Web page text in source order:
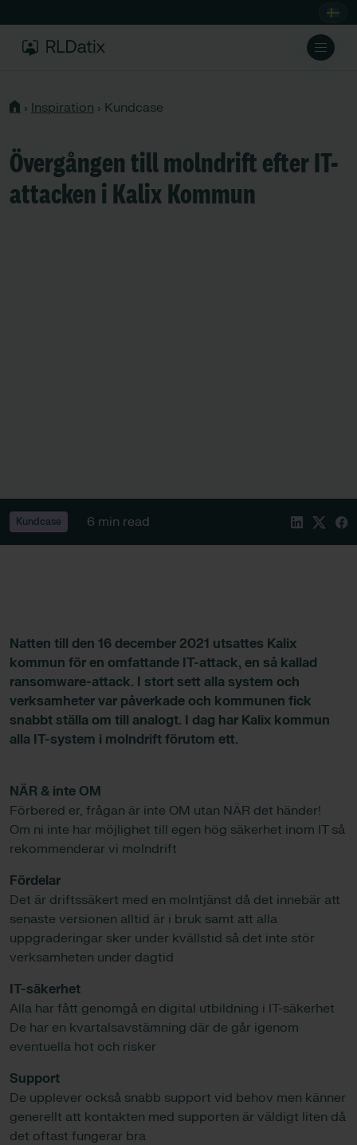
› Inspiration › Kundcase
Övergången till molndrift efter IT-
attacken i Kalix Kommun
Kundcase 6 min read
Natten till den 16 december 2021 utsattes Kalix
kommun för en omfattande IT-attack, en så kallad
ransomware-attack. I stort sett alla system och
verksamheter var påverkade och kommunen fick
snabbt ställa om till analogt. I dag har Kalix kommun
alla IT-system i molndrift förutom ett.
NÄR & inte OM
Förbered er, frågan är inte OM utan NÄR det händer!
Om ni inte har möjlighet till egen hög säkerhet inom IT så
rekommenderar vi molndrift
Fördelar
Det är driftssäkert med en molntjänst då det innebär att
senaste versionen alltid är i bruk samt att alla
uppgraderingar sker under kvällstid så det inte stör
verksamheten under dagtid
IT-säkerhet
Alla har fått genomgå en digital utbildning i IT-säkerhet
De har en kvartalsavstämning där de går igenom
eventuella hot och risker
Support
De upplever också snabb support vid behov men känner
generellt att kontakten med supporten är väldigt liten då
det oftast fungerar bra